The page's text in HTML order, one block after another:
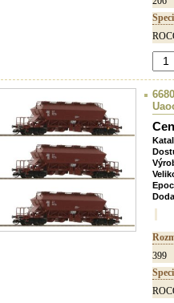
399